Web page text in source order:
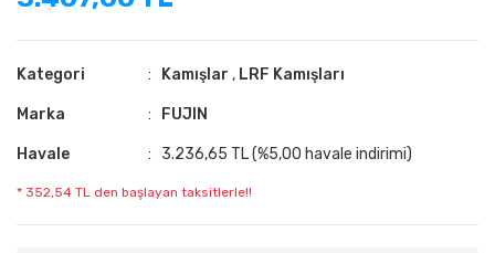
Kategori Kamışlar , LRF Kamışları
Marka FUJIN
Havale 3.236,65 TL (%5,00 havale indirimi)
* 352,54 TL den başlayan taksitlerle!!